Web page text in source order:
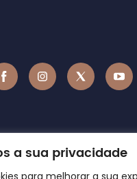
a sua privacidade
para melhorar a sua